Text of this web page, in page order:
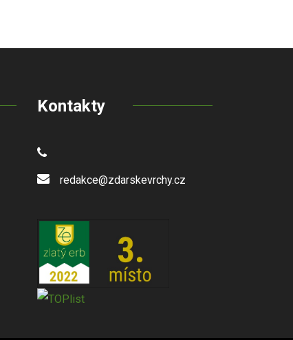
Kontakty
redakce@zdarskevrchy.cz